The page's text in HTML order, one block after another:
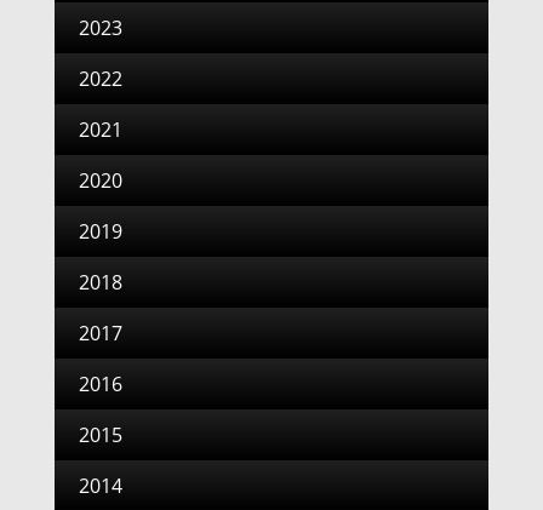
2023
2022
2021
2020
2019
2018
2017
2016
2015
2014